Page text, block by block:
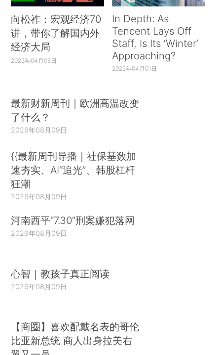
向松祚：宏观经济70
讲，带你了解国内外
经济大局
2022年04月06日
In Depth: As
Tencent Lays Off
Staff, Is Its ‘Winter’
Approaching?
2022年04月01日
最新财新周刊｜欧洲高温改变
了什么？
2026年08月09日
{{最新周刊导播｜社保基数加
速夯实、AI“追光”、韩股杠杆
狂潮
2026年08月09日
河南西平“7.30”刑案嫌犯落网
2026年08月09日
心智｜教孩子真正阅读
2026年08月09日
【商圈】喜欢配戴名表的哥伦
比亚新总统 商人出身拉美右